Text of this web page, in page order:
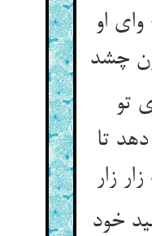
او
چشد
تو
تا
زار
خود